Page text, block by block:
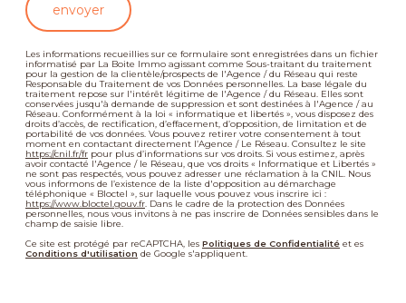
envoyer
Les informations recueillies sur ce formulaire sont enregistrées dans un fichier
informatisé par La Boite Immo agissant comme Sous-traitant du traitement
pour la gestion de la clientèle/prospects de l'Agence / du Réseau qui reste
Responsable du Traitement de vos Données personnelles. La base légale du
traitement repose sur l'intérêt légitime de l'Agence / du Réseau. Elles sont
conservées jusqu'à demande de suppression et sont destinées à l'Agence / au
Réseau. Conformément à la loi « informatique et libertés », vous disposez des
droits d’accès, de rectification, d’effacement, d’opposition, de limitation et de
portabilité de vos données. Vous pouvez retirer votre consentement à tout
moment en contactant directement l’Agence / Le Réseau. Consultez le site
https://cnil.fr/fr pour plus d’informations sur vos droits. Si vous estimez, après
avoir contacté l'Agence / le Réseau, que vos droits « Informatique et Libertés »
ne sont pas respectés, vous pouvez adresser une réclamation à la CNIL. Nous
vous informons de l’existence de la liste d'opposition au démarchage
téléphonique « Bloctel », sur laquelle vous pouvez vous inscrire ici :
https://www.bloctel.gouv.fr. Dans le cadre de la protection des Données
personnelles, nous vous invitons à ne pas inscrire de Données sensibles dans le
champ de saisie libre.
Ce site est protégé par reCAPTCHA, les Politiques de Confidentialité et es
Conditions d'utilisation de Google s'appliquent.